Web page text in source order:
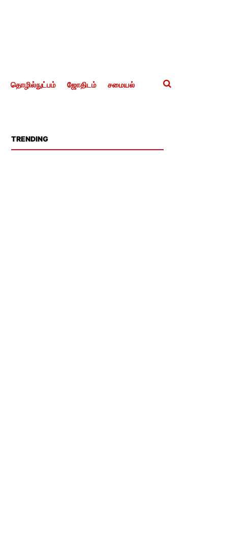
தொழில்நுட்பம் ஜோதிடம் சமையல்
TRENDING